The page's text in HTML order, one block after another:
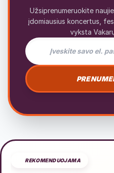
Užsiprenumeruokite
įdomiausius koncertus,
vyksta
El. pašto adresas
REKOMENDUOJAMA